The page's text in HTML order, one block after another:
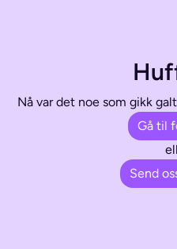
Nå var det noe som gikk
Gå til
Send